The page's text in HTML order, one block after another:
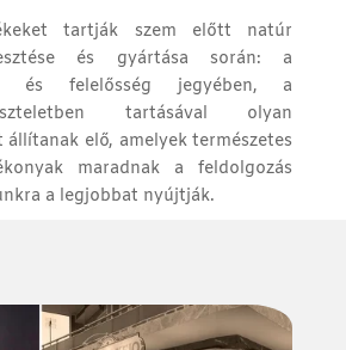
tartják szem előtt natúr
és gyártása során: a
és felelősség jegyében, a
tartásával olyan
elő, amelyek természetes
maradnak a feldolgozás
a legjobbat nyújtják.